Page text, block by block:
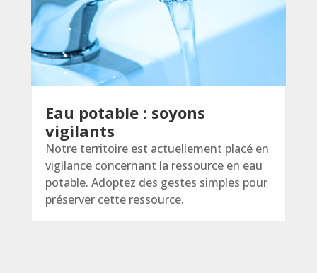
Eau potable : soyons
vigilants
Notre territoire est actuellement placé en
vigilance concernant la ressource en eau
potable. Adoptez des gestes simples pour
préserver cette ressource.